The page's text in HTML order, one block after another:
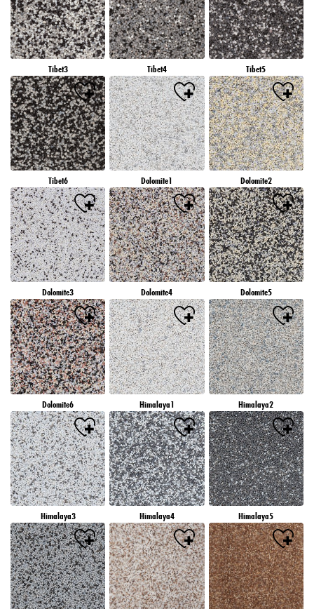
Tibet3 Tibet4 Tibet5
Tibet6 Dolomite1 Dolomite2
Dolomite3 Dolomite4 Dolomite5
Dolomite6 Himalaya1 Himalaya2
Himalaya3 Himalaya4 Himalaya5